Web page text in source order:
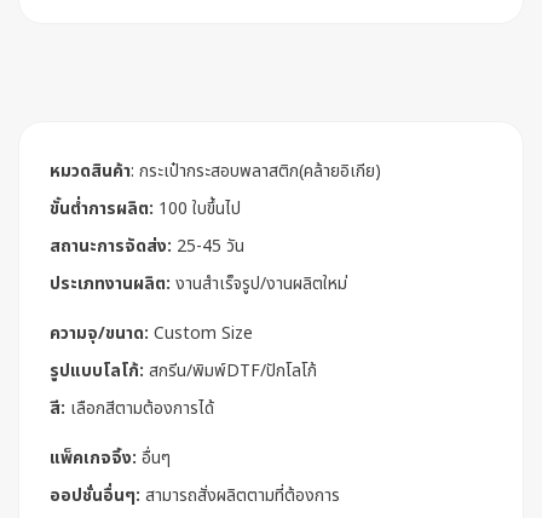
หมวดสินค้า: กระเป๋ากระสอบพลาสติก(คล้ายอิเกีย)
ขั้นต่ำการผลิต: 100 ใบขึ้นไป
สถานะการจัดส่ง: 25-45 วัน
ประเภทงานผลิต: งานสำเร็จรูป/งานผลิตใหม่
ความจุ/ขนาด: Custom Size
รูปแบบโลโก้: สกรีน/พิมพ์DTF/ปักโลโก้
สี: เลือกสีตามต้องการได้
แพ็คเกจจิ้ง: อื่นๆ
ออปชั่นอื่นๆ: สามารถสั่งผลิตตามที่ต้องการ